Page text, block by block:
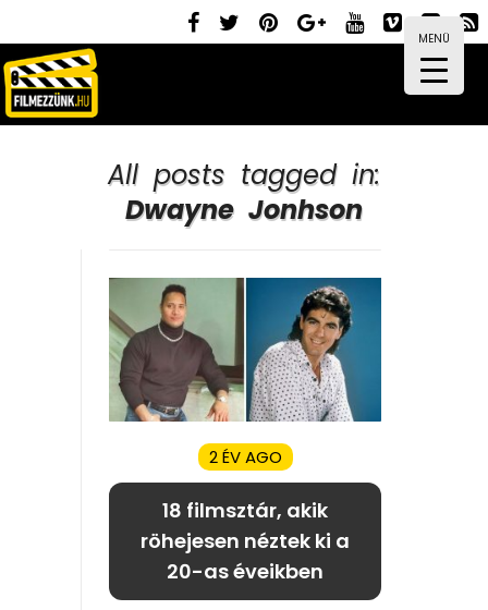
MENÜ
All posts tagged in:
Dwayne Jonhson
2 ÉV AGO
18 filmsztár, akik
röhejesen néztek ki a
20-as éveikben